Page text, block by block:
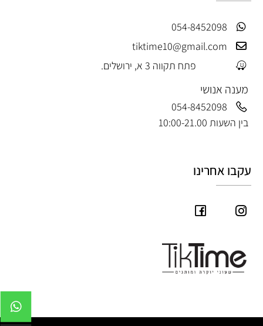
054-8452098
tiktime10@gmail.com
פתח תקווה 3 א, ירושלים.
מענה אנושי
054-8452098
בין השעות 10:00-21.00
עקבו אחרינו